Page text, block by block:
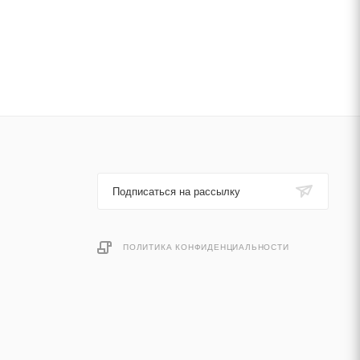
Подписаться на рассылку
ПОЛИТИКА КОНФИДЕНЦИАЛЬНОСТИ